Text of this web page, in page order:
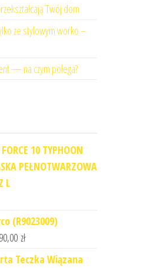
Twój dom
ze stylowym worko –
— na czym polega?
FORCE 10 TYPHOON
PEŁNOTWARZOWA
L
(R9023009)
zł
Teczka Wiązana